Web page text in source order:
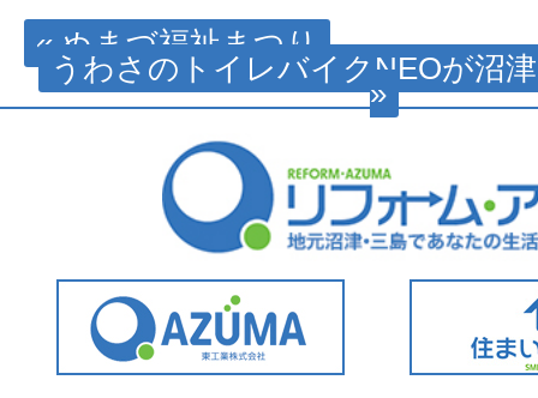
« ぬまづ福祉まつり
うわさのトイレバイクNEOが沼
»